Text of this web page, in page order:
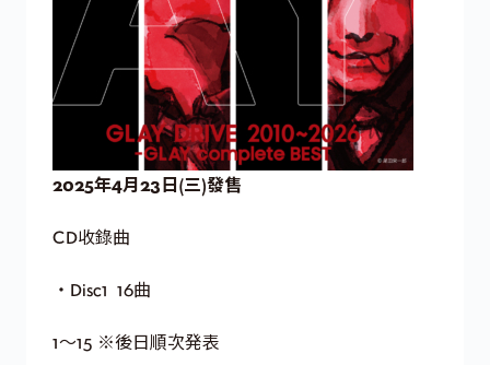
2025年4月23日(三)發售
CD收錄曲
・Disc1 16曲
1〜15 ※後日順次発表